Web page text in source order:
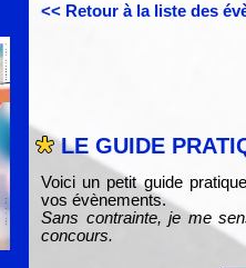
<< Retour à la liste des
LE GUIDE
Voici un petit guide
vos évènements.
Sans contrainte, je me
concours.